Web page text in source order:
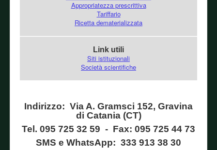
Appropriatezza prescrittiva
Tariffario
Ricetta dematerializzata
Link utili
Siti istituzionali
Società scientifiche
Indirizzo: Via A. Gramsci 152, Gravina
di Catania (CT)
Tel. 095 725 32 59 - Fax: 095 725 44 73
SMS e WhatsApp: 333 913 38 30